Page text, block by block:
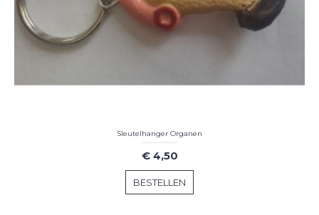
Sleutelhanger Organen
€ 4,50
BESTELLEN